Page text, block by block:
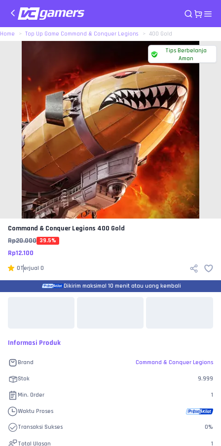
Home Top Up Game Command & Conquer Legions 400 Gold
Tips Berbelanja
Aman
Command & Conquer Legions 400 Gold
Rp20.000 39.5%
Rp12.100
0Terjual 0
Dikirim maksimal 10 menit atau uang kembali
Informasi Produk
Brand Command & Conquer Legions
Stok 9.999
Min. Order 1
Waktu Proses
Transaksi Sukses 0%
Total Ulasan 1